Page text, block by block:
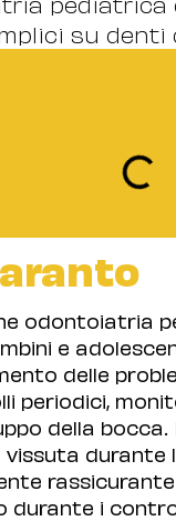
su denti
odontoiatria
e
delle
periodici,
della
vissuta
durante i